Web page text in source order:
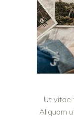
Ut vitae
Aliquam